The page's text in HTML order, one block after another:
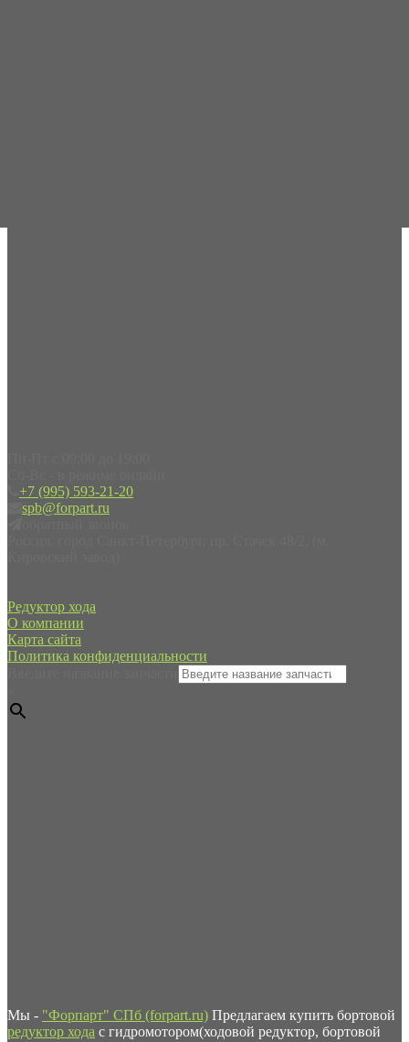
+7 (995) 593-21-20
spb@forpart.ru
Редуктор хода
О компании
Карта сайта
Политика конфиденциальности
Мы - "Форпарт" СПб (forpart.ru) Предлагаем купить бортовой
редуктор хода с гидромотором(ходовой редуктор, бортовой